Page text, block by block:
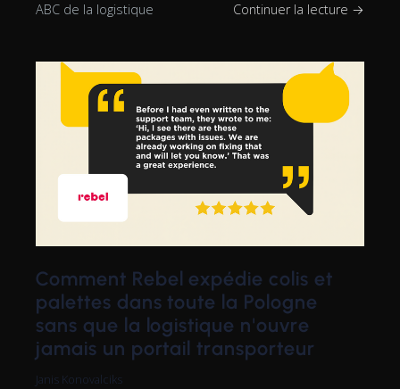
ABC de la logistique Continuer la lecture →
Comment Rebel expédie colis et
palettes dans toute la Pologne
sans que la logistique n'ouvre
jamais un portail transporteur
Janis Konovalciks